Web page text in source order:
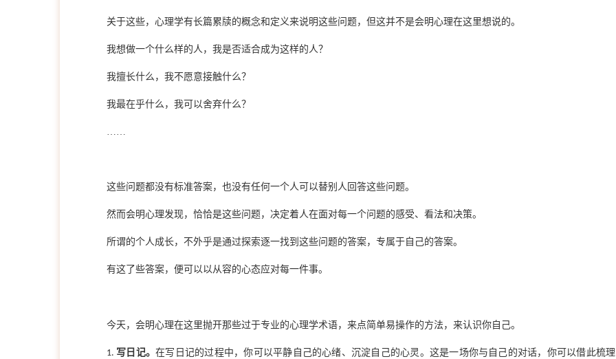
关于这些，心理学有长篇累牍的概念和定义来说明这些问题，但这并不是会明心理在这里想说的。
我想做一个什么样的人，我是否适合成为这样的人？
我擅长什么，我不愿意接触什么？
我最在乎什么，我可以舍弃什么？
……
这些问题都没有标准答案，也没有任何一个人可以替别人回答这些问题。
然而会明心理发现， 恰恰是这些问题，决定着人在面对每一个问题的感受、看法和决策。
所谓的个人成长，不外乎是通过探索逐一找到这些问题的答案， 专属于自己的答案。
有这了些答案，便可以以从容的心态应对每一件事。
今天， 会明心理在这里抛开那些过于专业的心理学术语，来点简单易操作的方法，来认识你自己。
1. 写日记。在写日记的过程中，你可以平静自己的心绪、沉淀自己的心灵。这是一场你与自己的对话，你可以借此梳